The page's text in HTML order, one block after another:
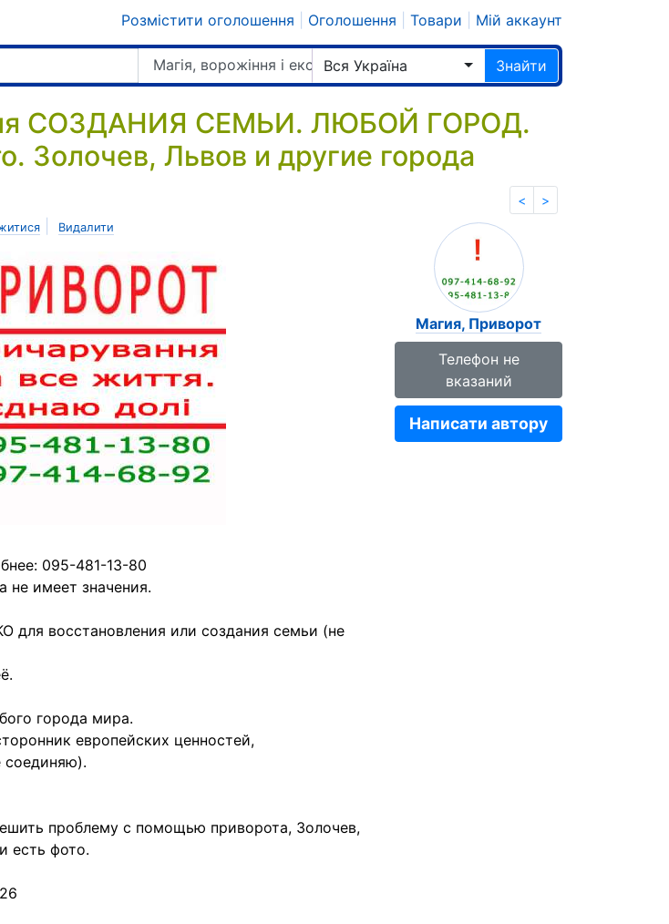
Розмістити оголошення Оголошення Товари Мій аккаунт
Магія, ворожіння і екстрасенси
Вся Україна Знайти
СОЗДАНИЯ СЕМЬИ. ЛЮБОЙ ГОРОД.
Золочев, Львов и другие города
< >
Видалити
095-481-13-80
не имеет значения.
для восстановления или создания семьи (не
города мира.
европейских ценностей,
соединяю).
проблему с помощью приворота, Золочев,
есть фото.
Магия, Приворот
Телефон не
вказаний
Написати автору